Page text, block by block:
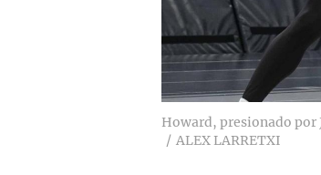
Howard, presionado por
ALEX LARRETXI